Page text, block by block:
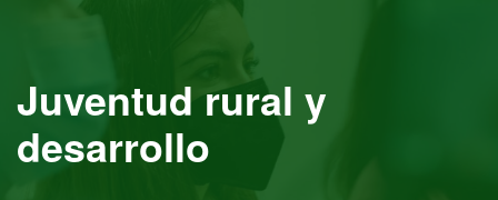
Juventud rural y
desarrollo